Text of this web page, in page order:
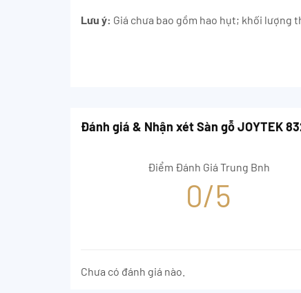
Lưu ý: Giá chưa bao gồm hao hụt; khối lượng
Đánh giá & Nhận xét Sàn gỗ JOYTEK
Điểm Đánh Giá Trung Bnh
0/5
Chưa có đánh giá nào.